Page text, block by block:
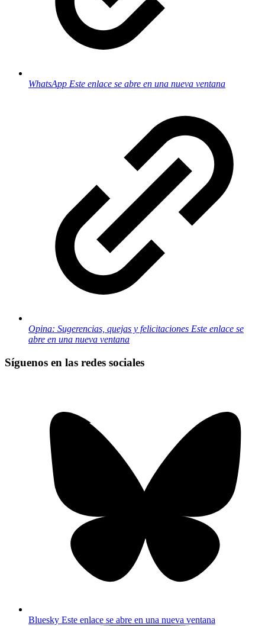
WhatsApp Este enlace se abre en una nueva ventana
Opina: Sugerencias, quejas y felicitaciones Este enlace se
abre en una nueva ventana
Síguenos en las redes sociales
Bluesky Este enlace se abre en una nueva ventana